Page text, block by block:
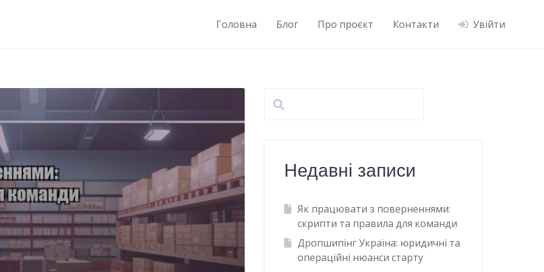
Головна Блог Про проєкт Контакти Увійти
Недавні записи
Як працювати з поверненнями:
скрипти та правила для команди
Дропшипінг Україна: юридичні та
операційні нюанси старту